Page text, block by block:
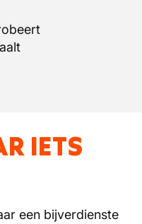
IETS
een bijverdienste